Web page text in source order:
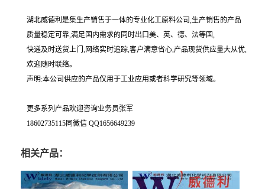
湖北威德利是集生产销售于一体的专业化工原料公司,生产销售的产品
质量稳定可靠,满足国内需求的同时出口美、英、德、法等国,
快递及时送货上门,网络实时追踪,客户满意省心,产品现货供应量大从优,
欢迎随时联络。
声明:本公司供应的产品仅用于工业应用或者科学研究等领域。
更多系列产品欢迎咨询业务员张军
18602735115同微信 QQ1656649239
相关产品：